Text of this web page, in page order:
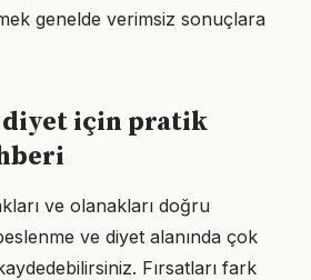
genelde verimsiz sonuçlara
diyet için pratik
ve olanakları doğru
ve diyet alanında çok
Fırsatları fark